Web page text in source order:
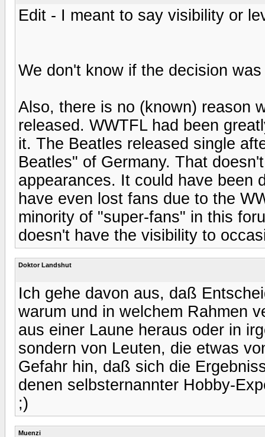
Edit - I meant to say visibility or
We don't know if the decision
Also, there is no (known) reason
released. WWTFL had been
it. The Beatles released single
Beatles" of Germany. That
appearances. It could have been
have even lost fans due to the
minority of "super-fans" in this
doesn't have the visibility to
Doktor Landshut
Ich gehe davon aus, daß
warum und in welchem Rahmen
aus einer Laune heraus oder in
sondern von Leuten, die etwas
Gefahr hin, daß sich die
denen selbsternannter Hobby-
;)
Muenzi